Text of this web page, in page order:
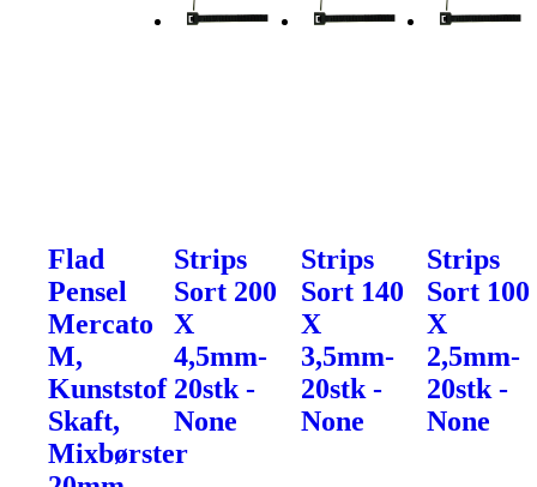
Flad
Pensel
Mercato
M,
Kunststof
Skaft,
Mixbørster
Strips
Sort 200
X
4,5mm-
20stk -
None
Strips
Sort 140
X
3,5mm-
20stk -
None
Strips
Sort 100
X
2,5mm-
20stk -
None